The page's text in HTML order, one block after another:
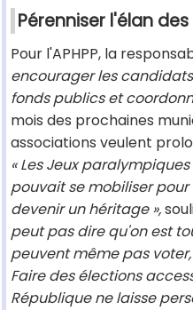
Pérenniser l'élan
Pour l'APHPP, la
encourager les
fonds publics et
mois des prochaines
associations veulent
« Les Jeux
pouvait se mobiliser
devenir un héritage »,
peut pas dire qu'on est
peuvent même pas voter,
Faire des élections
République ne laisse